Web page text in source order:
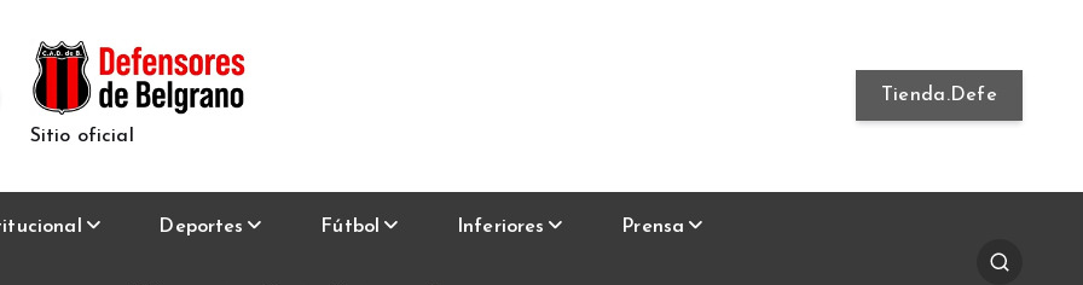
Sitio oficial
Tienda.Defe
Deportes Fútbol Inferiores Prensa